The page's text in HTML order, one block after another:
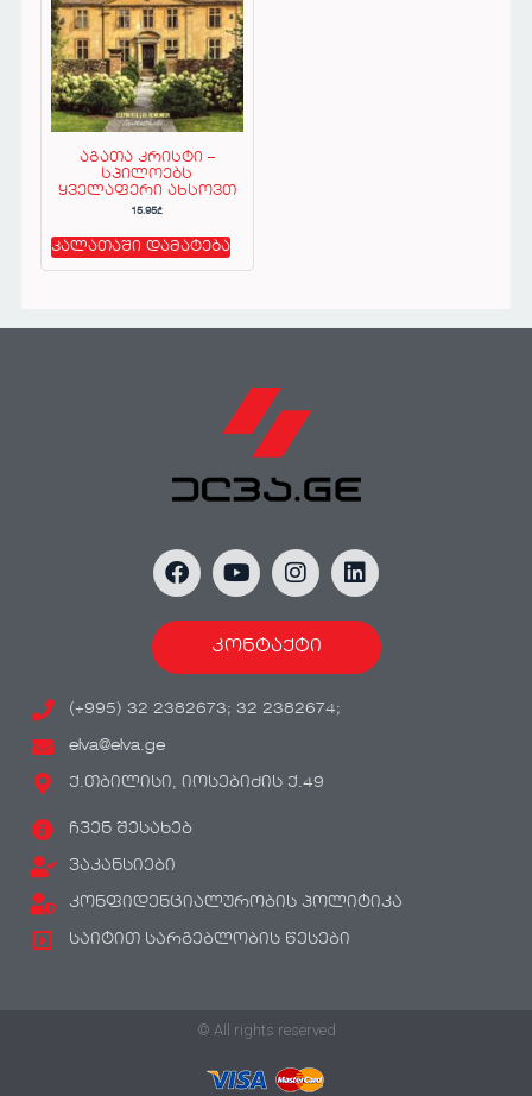
აგათა კრისტი –
სპილოებს
ყველაფერი ახსოვთ
15.95₾
კალათაში დამატება
კონტაქტი
(+995) 32 2382673; 32 2382674;
elva@elva.ge
ქ.თბილისი, იოსებიძის ქ.49
ჩვენ შესახებ
ვაკანსიები
კონფიდენციალურობის პოლიტიკა
საიტით სარგებლობის წესები
© All rights reserved